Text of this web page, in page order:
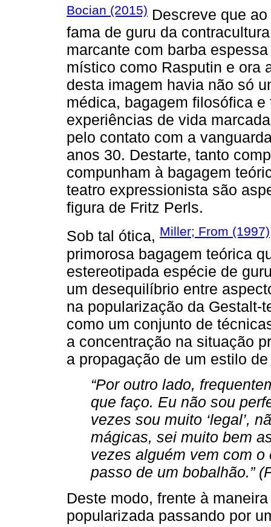
Bocian (2015) Descreve que
fama de guru da
marcante com barba
místico como Rasputin e ora
desta imagem havia não só
médica, bagagem filosófica
experiências de vida
pelo contato com a
anos 30. Destarte, tanto
compunham à bagagem
teatro expressionista são
figura de Fritz Perls.
Sob tal ótica, Miller; From (1997)
primorosa bagagem teórica
estereotipada espécie de
um desequilíbrio entre
na popularização da Gestalt-
como um conjunto de
a concentração na situação
a propagação de um estilo
“Por outro lado,
que faço. Eu não sou
vezes sou muito ‘legal’,
mágicas, sei muito bem
vezes alguém vem com
passo de um bobalhão.”
Deste modo, frente à
popularizada passando por